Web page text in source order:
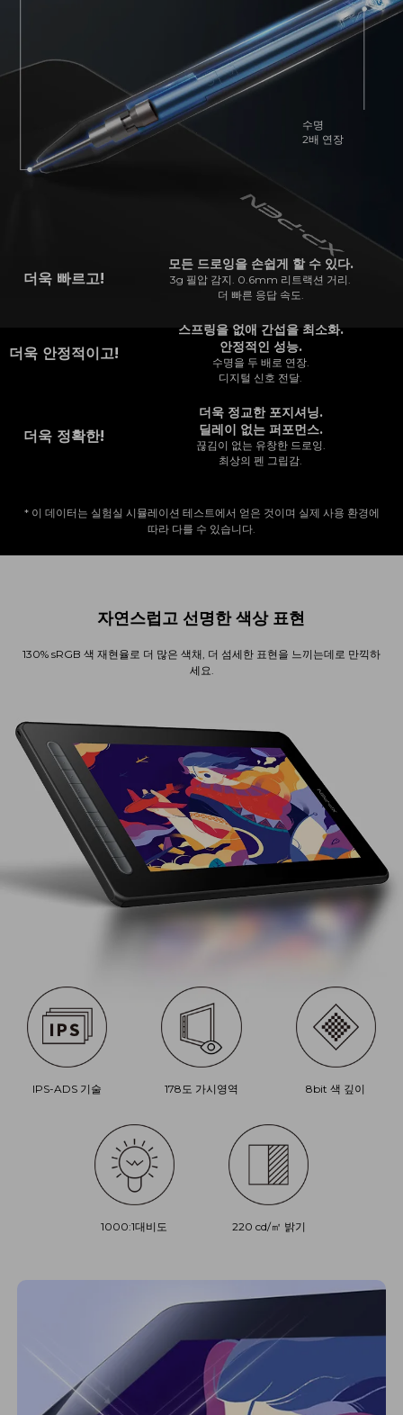
수명
2배 연장
더욱 빠르고!
모든 드로잉을 손쉽게 할 수 있다.
3g 필압 감지. 0.6mm 리트랙션 거리.
더 빠른 응답 속도.
더욱 안정적이고!
스프링을 없애 간섭을 최소화.
안정적인 성능.
수명을 두 배로 연장.
디지털 신호 전달.
더욱 정확한!
더욱 정교한 포지셔닝.
딜레이 없는 퍼포먼스.
끊김이 없는 유창한 드로잉.
최상의 펜 그립감.
* 이 데이터는 실험실 시뮬레이션 테스트에서 얻은 것이며 실제 사용 환경에
따라 다를 수 있습니다.
자연스럽고 선명한 색상 표현
130% sRGB 색 재현율로 더 많은 색채, 더 섬세한 표현을 느끼는데로 만끽하
세요.
IPS-ADS 기술 178도 가시영역 8bit 색 깊이
1000:1대비도 220 cd/㎡ 밝기